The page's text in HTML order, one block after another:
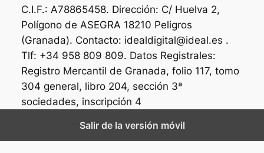
C.I.F.: A78865458. Dirección: C/ Huelva 2,
Polígono de ASEGRA 18210 Peligros
(Granada). Contacto: idealdigital@ideal.es .
Tlf: +34 958 809 809. Datos Registrales:
Registro Mercantil de Granada, folio 117, tomo
304 general, libro 204, sección 3ª
sociedades, inscripción 4
Salir de la versión móvil